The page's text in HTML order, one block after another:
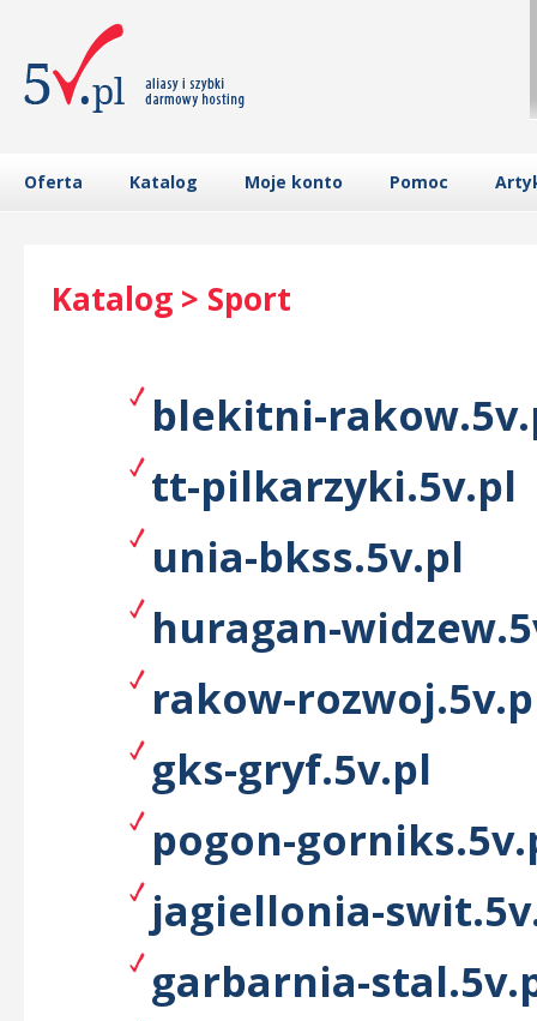
Oferta Katalog Moje konto Pomoc
Katalog > Sport
blekitni-
tt-pilkarzyki.5v.pl
unia-bkss.5v.pl
huragan-
rakow-
gks-gryf.5v.pl
pogon-
jagiellonia-
garbarnia-